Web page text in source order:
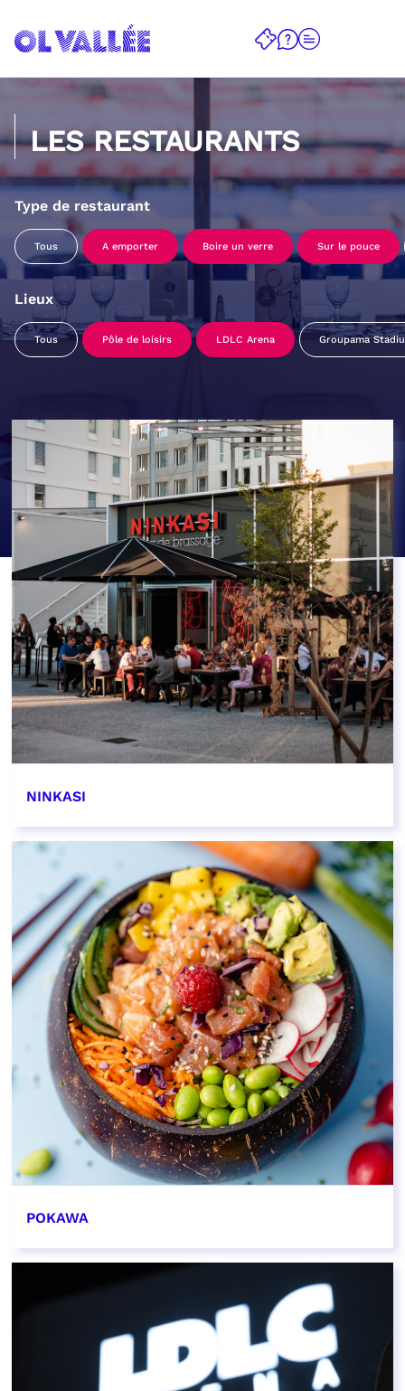
LES RESTAURANTS
Type de restaurant
Tous A emporter Boire un verre Sur le pouce
Lieux
Tous Pôle de loisirs LDLC Arena Groupama
NINKASI
EN SAVOIR PLUS
POKAWA